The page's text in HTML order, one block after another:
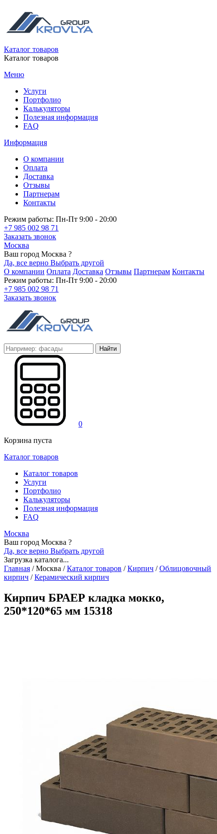
Каталог товаров
Каталог товаров
Меню
Услуги
Портфолио
Калькуляторы
Полезная информация
FAQ
Информация
О компании
Оплата
Доставка
Отзывы
Партнерам
Контакты
Режим работы: Пн-Пт 9:00 - 20:00
+7 985 002 98 71
Заказать звонок
Москва
Ваш город Москва ?
Да, все верно Выбрать другой
О компании Оплата Доставка Отзывы Партнерам Контакты
Режим работы: Пн-Пт 9:00 - 20:00
+7 985 002 98 71
Заказать звонок
Найти
0
Корзина пуста
Каталог товаров
Каталог товаров
Услуги
Портфолио
Калькуляторы
Полезная информация
FAQ
Москва
Ваш город Москва ?
Да, все верно Выбрать другой
Загрузка каталога...
Главная /Москва / Каталог товаров / Кирпич / Облицовочный
кирпич / Керамический кирпич
Кирпич БРАЕР кладка мокко,
250*120*65 мм 15318